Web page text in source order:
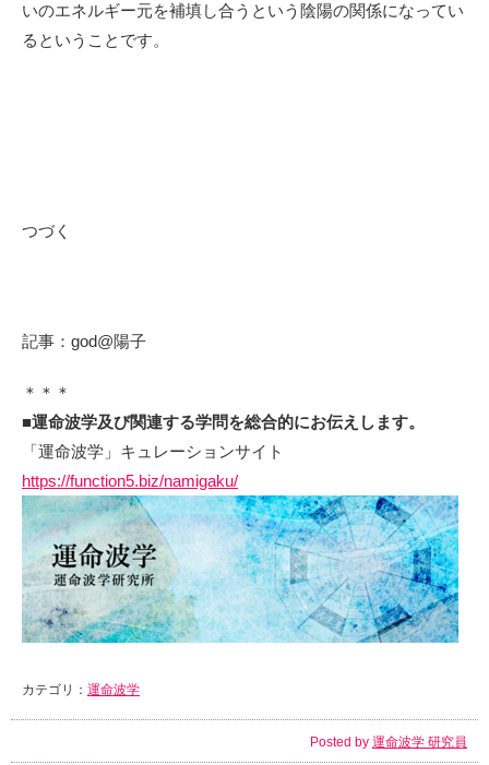
いのエネルギー元を補填し合うという陰陽の関係になってい
るということです。
つづく
記事：god@陽子
＊＊＊
■運命波学及び関連する学問を総合的にお伝え します。
「運命波学」キュレーションサイト
https://function5.biz/namigaku/
カテゴリ： 運命波学
Posted by 運命波学 研究員